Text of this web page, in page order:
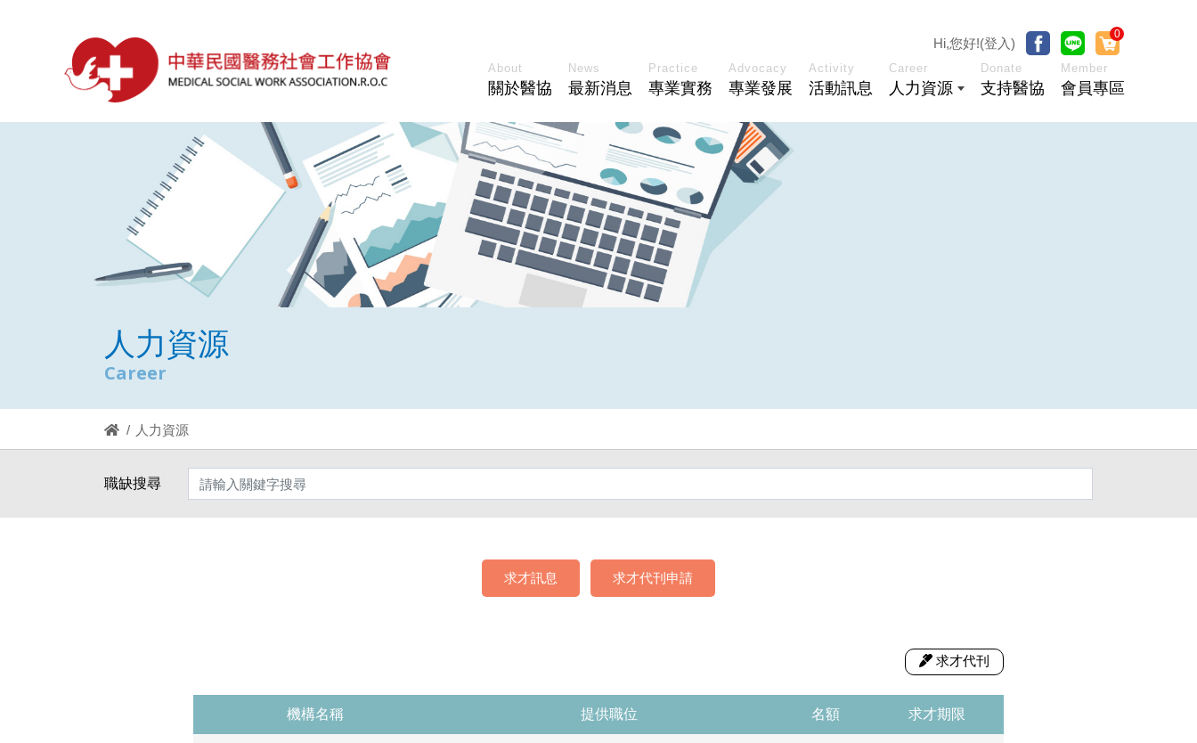
About
關於醫協
News
最新消息
Practice
專業實務
Advocacy
專業發展
Activity
活動訊息
Career
人力資源
Donate
支持醫協
Member
會員專區
Hi,您好!(登入)
0
人力資源
Career
人力資源
職缺搜尋
求才訊息 求才代刊申請
求才代刊
機構名稱 提供職位 名額 求才期限